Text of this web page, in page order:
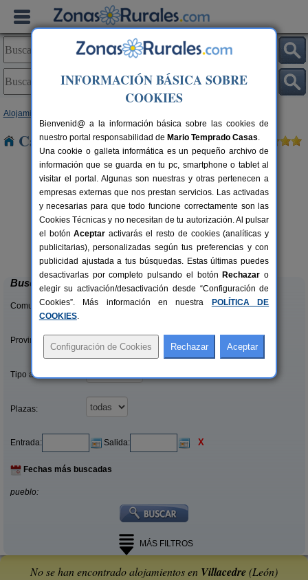
Alojamientos
Casas Rurales cerca de Villacedre
8+1 pers.
desde27 €
Complejo Rural Aguas Frías
La Omañuela (León)
Buscar
Comunidades:
Provincias/Islas:
Tipo alquiler:
Plazas:
Entrada: Salida: X
Fechas más buscadas
pueblo:
MÁS FILTROS
No se han encontrado alojamientos en Villacedre(León)
INFORMACIÓN BÁSICA SOBRE
COOKIES
Bienvenid@ a la información básica sobre las cookies de
nuestro portal responsabilidad de Mario Temprado Casas.
Una cookie o galleta informática es un pequeño archivo de
información que se guarda en tu pc, smartphone o tablet al
visitar el portal. Algunas son nuestras y otras pertenecen a
empresas externas que nos prestan servicios. Las activadas
y necesarias para que todo funcione correctamente son las
Cookies Técnicas y no necesitan de tu autorización. Al pulsar
el botónAceptar activarás el resto de cookies (analíticas y
publicitarias), personalizadas según tus preferencias y con
publicidad ajustada a tus búsquedas. Estas últimas puedes
desactivarlas por completo pulsando el botón Rechazar o
elegir su activación/desactivación desde “Configuración de
Cookies”. Más información en nuestra
POLÍTICA DE
COOKIES.